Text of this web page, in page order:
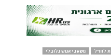
לחו"ל
משאבי אנוש גלובלי